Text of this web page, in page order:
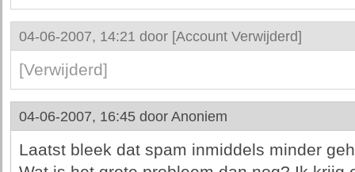
04-06-2007, 14:21 door [Account Verwijderd]
[Verwijderd]
04-06-2007, 16:45 door Anoniem
Laatst bleek dat spam inmiddels minder